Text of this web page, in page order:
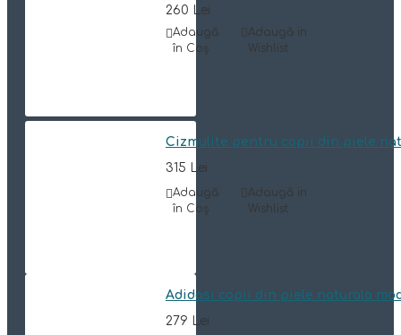
260 Lei
Adaugă
în Coş
Adaugă in
Wishlist
Cizmulite pentru copii din piele
315 Lei
Adaugă
în Coş
Adaugă in
Wishlist
Adidasi copii din piele naturala
279 Lei